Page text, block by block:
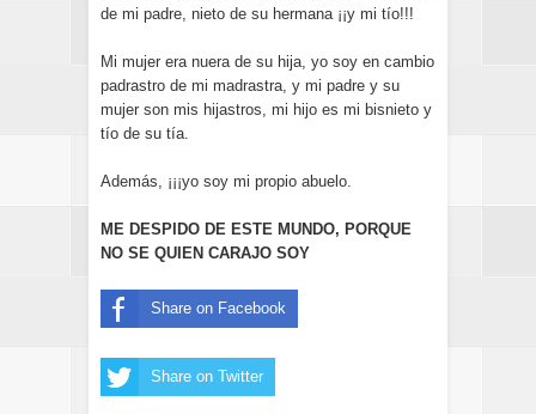
de mi padre, nieto de su hermana ¡¡y mi tío!!!
Mi mujer era nuera de su hija, yo soy en cambio
padrastro de mi madrastra, y mi padre y su
mujer son mis hijastros, mi hijo es mi bisnieto y
tío de su tía.
Además, ¡¡¡yo soy mi propio abuelo.
ME DESPIDO DE ESTE MUNDO, PORQUE
NO SE QUIEN CARAJO SOY
Share on Facebook
Share on Twitter